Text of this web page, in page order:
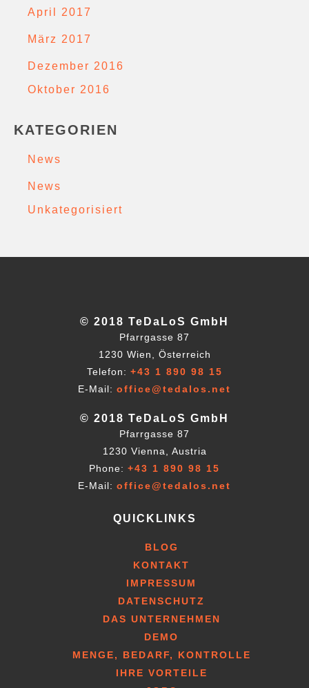
April 2017
März 2017
Dezember 2016
Oktober 2016
KATEGORIEN
News
News
Unkategorisiert
© 2018 TeDaLoS GmbH
Pfarrgasse 87
1230 Wien, Österreich
Telefon: +43 1 890 98 15
E-Mail: office@tedalos.net
© 2018 TeDaLoS GmbH
Pfarrgasse 87
1230 Vienna, Austria
Phone: +43 1 890 98 15
E-Mail: office@tedalos.net
QUICKLINKS
BLOG
KONTAKT
IMPRESSUM
DATENSCHUTZ
DAS UNTERNEHMEN
DEMO
MENGE, BEDARF, KONTROLLE
IHRE VORTEILE